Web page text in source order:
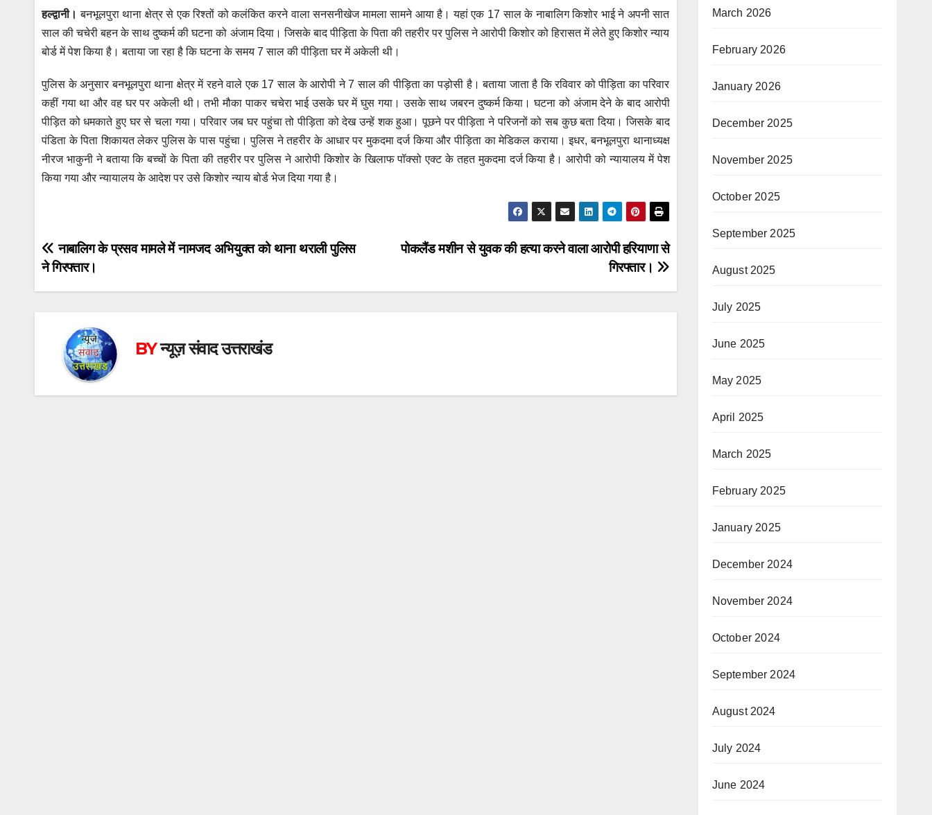
at
s
p
p
c
e
o
o
k
tt
er
ail ss
e
g
er
e
gr
m
हल्द्वानी। बनभूलपुरा थाना क्षेत्र से एक रिश्तों को कलंकित करने वाला सनसनीखेज मामला सामने आया है। यहां एक 17 साल के नाबालिग किशोर भाई ने अपनी सात
साल की चचेरी बहन के साथ दुष्कर्म की घटना को अंजाम दिया। जिसके बाद पीड़िता के पिता की तहरीर पर पुलिस ने आरोपी किशोर को हिरासत में लेते हुए किशोर न्याय
बोर्ड में पेश किया है। बताया जा रहा है कि घटना के समय 7 साल की पीड़िता घर में अकेली थी।
पुलिस के अनुसार बनभूलपुरा थाना क्षेत्र में रहने वाले एक 17 साल के आरोपी ने 7 साल की पीड़िता का पड़ोसी है। बताया जाता है कि रविवार को पीड़िता का परिवार
कहीं गया था और वह घर पर अकेली थी। तभी मौका पाकर चचेरा भाई उसके घर में घुस गया। उसके साथ जबरन दुष्कर्म किया। घटना को अंजाम देने के बाद आरोपी
पीड़ित को धमकाते हुए घर से चला गया। परिवार जब घर पहुंचा तो पीड़िता को देख उन्हें शक हुआ। पूछने पर पीड़िता ने परिजनों को सब कुछ बता दिया। जिसके बाद
पंडिता के पिता शिकायत लेकर पुलिस के पास पहुंचा। पुलिस ने तहरीर के आधार पर मुकदमा दर्ज किया और पीड़िता का मेडिकल कराया। इधर, बनभूलपुरा थानाध्यक्ष
नीरज भाकुनी ने बताया कि बच्चों के पिता की तहरीर पर पुलिस ने आरोपी किशोर के खिलाफ पॉक्सो एक्ट के तहत मुकदमा दर्ज किया है। आरोपी को न्यायालय में पेश
किया गया और न्यायालय के आदेश पर उसे किशोर न्याय बोर्ड भेज दिया गया है।
Post
navigation
पोकलैंड मशीन से युवक की हत्या करने वाला आरोपी हरियाणा से
गिरफ्तार।
नाबालिग के प्रसव मामले में नामजद अभियुक्त को थाना थराली पुलिस
ने गिरफ्तार।
BYन्यूज़ संवाद उत्तराखंड
March 2026
February 2026
January 2026
December 2025
November 2025
October 2025
September 2025
August 2025
July 2025
June 2025
May 2025
April 2025
March 2025
February 2025
January 2025
December 2024
November 2024
October 2024
September 2024
August 2024
July 2024
June 2024